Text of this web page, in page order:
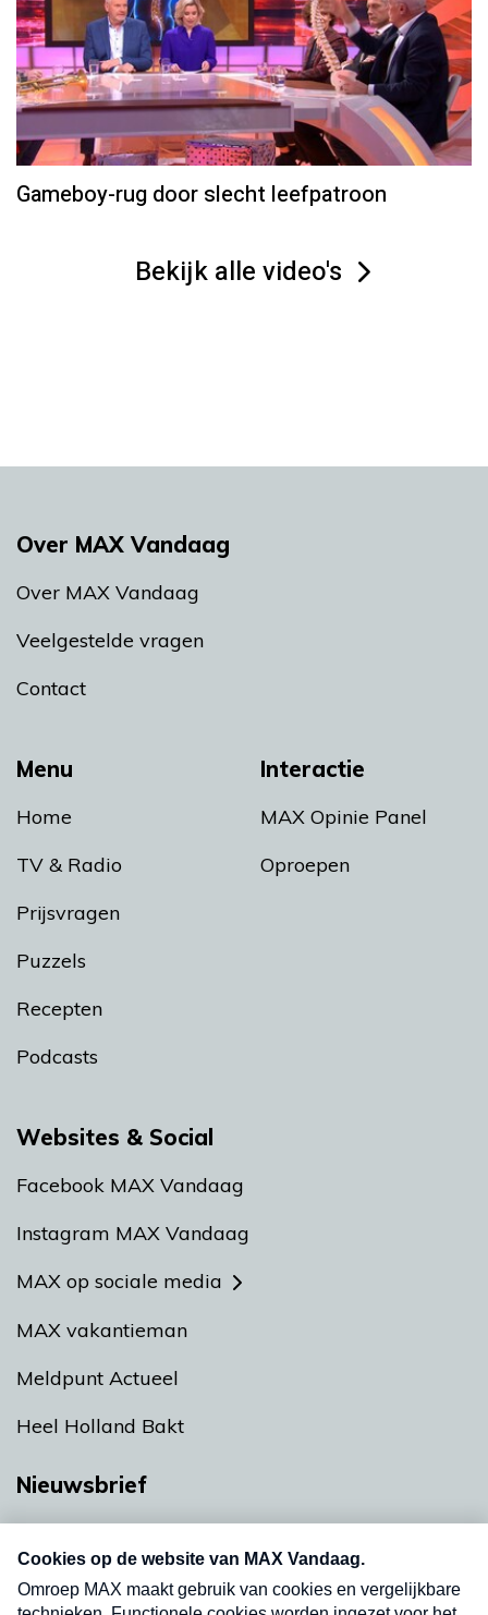
Gameboy-rug door slecht leefpatroon
Bekijk alle video's
Menu
Home
TV & Radio
Prijsvragen
Puzzels
Recepten
Podcasts
Interactie
MAX Opinie Panel
Oproepen
Over MAX Vandaag
Over MAX Vandaag
Veelgestelde vragen
Contact
Websites & Social
Facebook MAX Vandaag
Instagram MAX Vandaag
MAX op sociale media
MAX vakantieman
Meldpunt Actueel
Heel Holland Bakt
Nieuwsbrief
nieuwsbrief. Elke vrijdag- en dinsdagochtend in
uw mailbox.